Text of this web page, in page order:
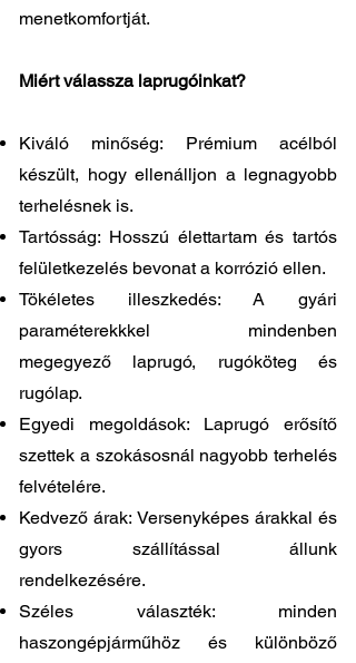
menetkomfortját.
Miért válassza laprugóinkat?
Kiváló minőség: Prémium acélból
készült, hogy ellenálljon a legnagyobb
terhelésnek is.
Tartósság: Hosszú élettartam és tartós
felületkezelés bevonat a korrózió ellen.
Tökéletes illeszkedés: A gyári
paraméterekkkel mindenben
megegyező laprugó, rugóköteg és
rugólap.
Egyedi megoldások: Laprugó erősítő
szettek a szokásosnál nagyobb terhelés
felvételére.
Kedvező árak: Versenyképes árakkal és
gyors szállítással állunk
rendelkezésére.
Széles választék: minden
haszongépjárműhöz és különböző